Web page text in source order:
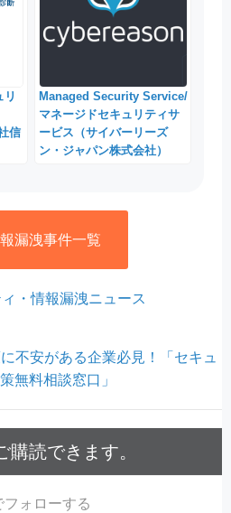
リ
信
Managed Security Service/
マネージドセキュリティサ
ービス（サイバーリーズ
ン・ジャパン株式会社）
漏洩事件一覧
・情報漏洩ニュース
不安がある企業必見！「セキュ
無料相談窓口」
購読できます。
フォローする